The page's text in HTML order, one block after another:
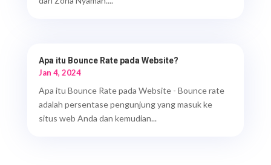
Apa itu Bounce Rate pada Website?
Jan 4, 2024
Apa itu Bounce Rate pada Website - Bounce rate
adalah persentase pengunjung yang masuk ke
situs web Anda dan kemudian...